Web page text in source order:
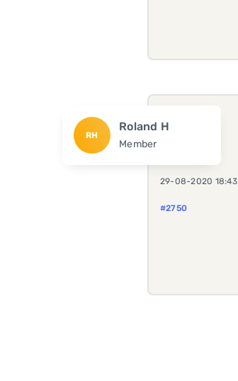
RH
Roland H
Member
29-08-2020 18:43
#2750